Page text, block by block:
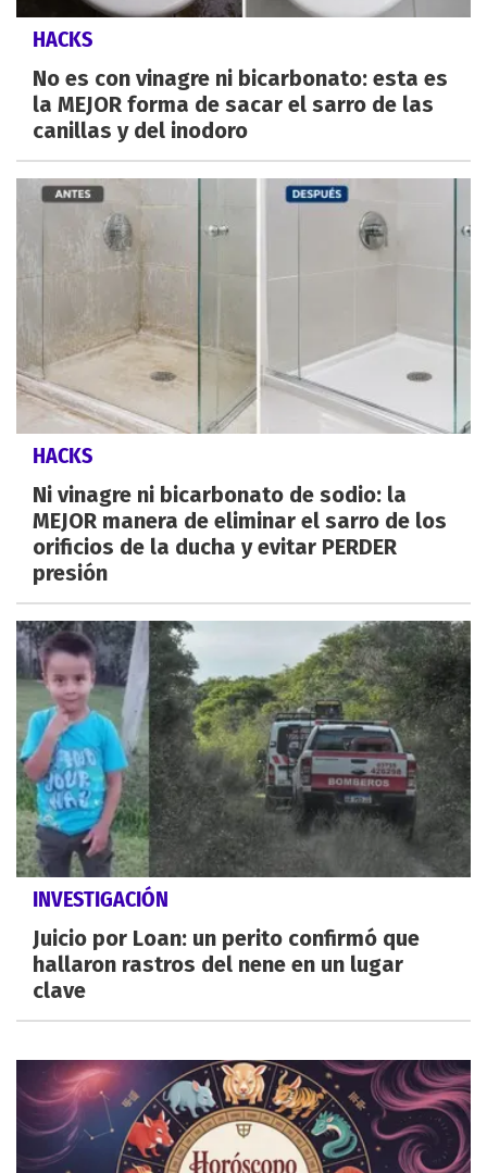
HACKS
No es con vinagre ni bicarbonato: esta es
la MEJOR forma de sacar el sarro de las
canillas y del inodoro
HACKS
Ni vinagre ni bicarbonato de sodio: la
MEJOR manera de eliminar el sarro de los
orificios de la ducha y evitar PERDER
presión
INVESTIGACIÓN
Juicio por Loan: un perito confirmó que
hallaron rastros del nene en un lugar
clave